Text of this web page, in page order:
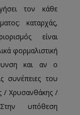
τον κάθε
καταρχάς,
είναι
φορμαλιστική
και αν ο
συνέπειες του
/ Χρυσανθάκης /
υπόθεση